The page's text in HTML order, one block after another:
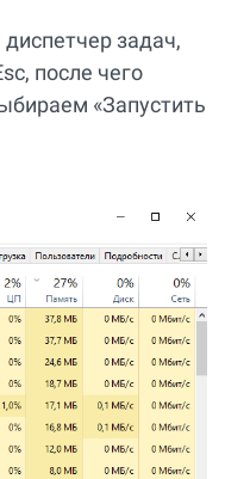
задач,
после чего
«Запустить